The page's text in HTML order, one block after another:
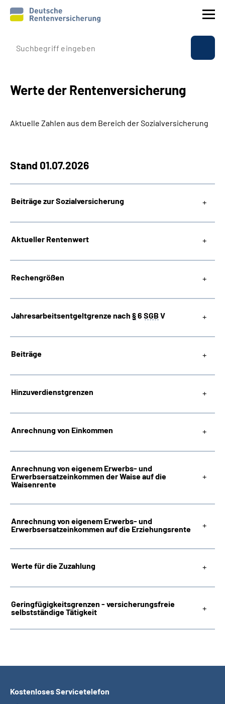
Profilo aziendale
Assicurazione
Service
Language
Leichte Sprache
Mein Kundenportal
Werte der Rentenversicherung
Aktuelle Zahlen aus dem Bereich der Sozialversicherung
Stand 01.07.2026
Beiträge zur Sozialversicherung
Aktueller Rentenwert
Rechengrößen
Jahresarbeitsentgeltgrenze nach §6 SGB V
Beiträge
Hinzuverdienstgrenzen
Anrechnung von Einkommen
Anrechnung von eigenem Erwerbs- und
Erwerbsersatzeinkommen der Waise auf die
Waisenrente
Anrechnung von eigenem Erwerbs- und
Erwerbsersatzeinkommen auf die Erziehungsrente
Werte für die Zuzahlung
Geringfügigkeitsgrenzen - versicherungsfreie
selbstständige Tätigkeit
Kostenloses Servicetelefon